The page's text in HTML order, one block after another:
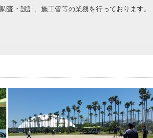
査・設計、施工管等の業務を行っております。